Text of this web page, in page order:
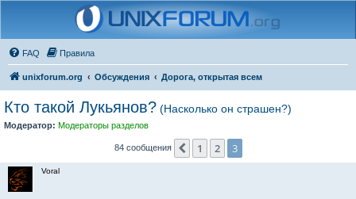
FAQ Правила
unixforum.org Обсуждения Дорога, открытая всем
Кто такой Лукьянов? (Насколько он страшен?)
Модератор: Модераторы разделов
84 сообщения Пред.
1 2 3
Voral